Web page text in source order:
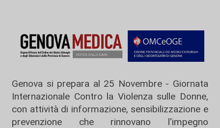
Genova si prepara al 25 Novembre - Giornata
Internazionale Contro la Violenza sulle Donne,
con attività di informazione, sensibilizzazione e
prevenzione che rinnovano l'impegno